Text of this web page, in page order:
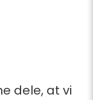
dele, at vi